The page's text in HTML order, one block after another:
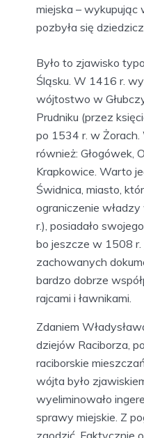
miejska – wykupując
pozbyła się
Było to zjawisko
Śląsku. W 1416 r.
wójtostwo w
Prudniku (przez
po 1534 r. w Żorach.
również: Głogówek,
Krapkowice. Warto
Świdnica, miasto,
ograniczenie
r.), posiadało
bo jeszcze w 1508 r.
zachowanych
bardzo dobrze
rajcami i ławnikami.
Zdaniem
dziejów Raciborza,
raciborskie
wójta było
wyeliminowało
sprawy miejskie. Z